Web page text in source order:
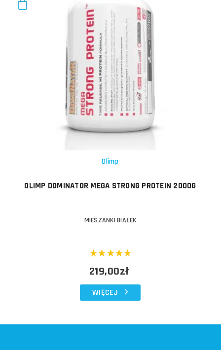
Olimp
OLIMP DOMINATOR MEGA STRONG PROTEIN 2000G
MIESZANKI BIAŁEK
219,00zł
WIĘCEJ